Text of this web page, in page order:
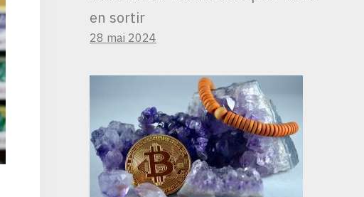
en sortir
28 mai 2024